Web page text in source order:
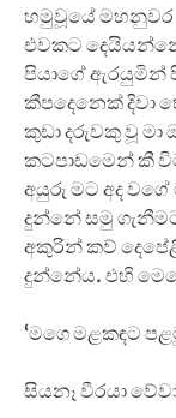
හමුවූයේ මහනුවර
එවකට
පියාගේ ඇරයුමින්
කීපදෙනෙක් දිවා
කුඩා දරුවකු වූ
කටපාඩමෙන් කී
අයුරු මට අද
දුන්නේ සමු
අකුරින් කව්
දුන්නේය. එහි
‘මගෙ මළකඳට
සියනෑ වීරයා